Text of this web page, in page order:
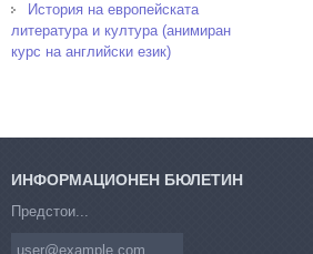
История на европейската
литература и култура (анимиран
курс на английски език)
ИНФОРМАЦИОНЕН БЮЛЕТИН
Предстои...